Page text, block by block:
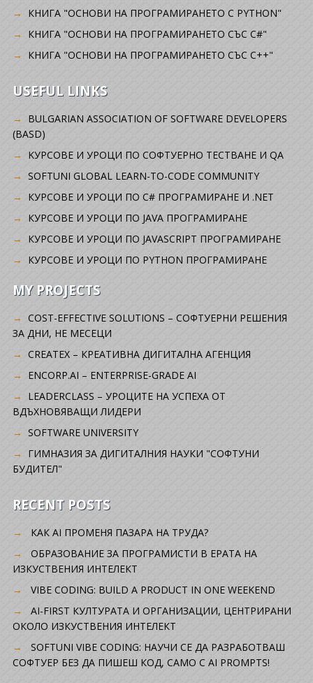
КНИГА "ОСНОВИ НА ПРОГРАМИРАНЕТО С PYTHON"
КНИГА "ОСНОВИ НА ПРОГРАМИРАНЕТО СЪС C#"
КНИГА "ОСНОВИ НА ПРОГРАМИРАНЕТО СЪС C++"
USEFUL LINKS
BULGARIAN ASSOCIATION OF SOFTWARE DEVELOPERS
(BASD)
KУРСОВЕ И УРОЦИ ПО СОФТУЕРНО ТЕСТВАНЕ И QA
SOFTUNI GLOBAL LEARN-TO-CODE COMMUNITY
КУРСОВЕ И УРОЦИ ПО C# ПРОГРАМИРАНЕ И .NET
КУРСОВЕ И УРОЦИ ПО JAVA ПРОГРАМИРАНЕ
КУРСОВЕ И УРОЦИ ПО JAVASCRIPT ПРОГРАМИРАНЕ
КУРСОВЕ И УРОЦИ ПО PYTHON ПРОГРАМИРАНЕ
MY PROJECTS
COST-EFFECTIVE SOLUTIONS – СОФТУЕРНИ РЕШЕНИЯ
ЗА ДНИ, НЕ МЕСЕЦИ
CREATEX – КРЕАТИВНА ДИГИТАЛНА АГЕНЦИЯ
ENCORP.AI – ENTERPRISE-GRADE AI
LEADERCLASS – УРОЦИТЕ НА УСПЕХА ОТ
ВДЪХНОВЯВАЩИ ЛИДЕРИ
SOFTWARE UNIVERSITY
ГИМНАЗИЯ ЗА ДИГИТАЛНИЯ НАУКИ "СОФТУНИ
БУДИТЕЛ"
RECENT POSTS
КАК AI ПРОМЕНЯ ПАЗАРА НА ТРУДА?
ОБРАЗОВАНИЕ ЗА ПРОГРАМИСТИ В ЕРАТА НА
ИЗКУСТВЕНИЯ ИНТЕЛЕКТ
VIBE CODING: BUILD A PRODUCT IN ONE WEEKEND
AI-FIRST КУЛТУРАТА И ОРГАНИЗАЦИИ, ЦЕНТРИРАНИ
ОКОЛО ИЗКУСТВЕНИЯ ИНТЕЛЕКТ
SOFTUNI VIBE CODING: НАУЧИ СЕ ДА РАЗРАБОТВАШ
СОФТУЕР БЕЗ ДА ПИШЕШ КОД, САМО С AI PROMPTS!